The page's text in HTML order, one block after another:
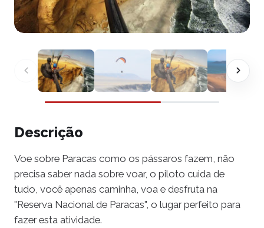
Descrição
Voe sobre Paracas como os pássaros fazem, não
precisa saber nada sobre voar, o piloto cuida de
tudo, você apenas caminha, voa e desfruta na
"Reserva Nacional de Paracas", o lugar perfeito para
fazer esta atividade.